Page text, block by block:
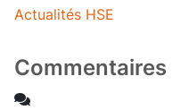
Actualités HSE
Commentaires